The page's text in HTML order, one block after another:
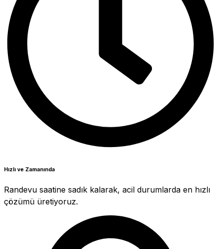
Hızlı ve Zamanında
Randevu saatine sadık kalarak, acil durumlarda en hızlı
çözümü üretiyoruz.